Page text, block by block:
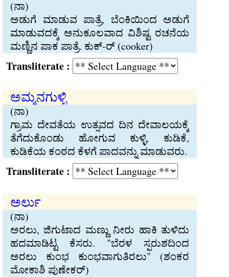
(ನಾ)
ಅಡುಗೆ ಮಾಡುವ ಪಾತ್ರೆ, ಬೆಂಕಿಯಿಂದ ಅಡುಗೆ
ಮಾಡುವದಕ್ಕೆ ಅನುಕೂಲವಾದ ವಿಶಿಷ್ಟ ರಚನೆಯ
ಮಣ್ಣಿನ ಪಾಕ ಪಾತ್ರೆ. ಕುಕ್-ರ್ (cooker)
:
ಅಮ್ಮನಗುಳ್ಳಿ
(ನಾ)
ಗ್ರಾಮ ದೇವತೆಯ ಉತ್ಸವದ ದಿನ ದೇವಾಲಯಕ್ಕೆ
ತೆಗೆದುಕೊಂಡು ಹೋಗುವ ಕುಳ್ಳಿ, ಕುಡಿಕೆ,
ಕುಡಿಕೆಯ ಕಂಠದ ಕೆಳಗೆ ಪಾದವನ್ನು ಮಾಡುವರು.
:
ಅರ್ಲು
(ನಾ)
ಅರಲು, ಜಿಗುಟಾದ ಮಣ್ಣು ನೀರು ಹಾಕಿ ತುಳಿದು
ಹದಮಾಡಿಟ್ಟ ಕೆಸರು. "ಬೆರಳ ಸ್ಪರುಶದಿಂದ
ಅರಲು ಕುಂಭ ಕುಂಭವಾಗುತಿರಲು" (ಶಂಕರ
ಮೋಕಾಶಿ ಪುಣೇಕರ್)